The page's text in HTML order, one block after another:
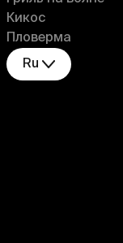
Кикос
Пловерма
Ru